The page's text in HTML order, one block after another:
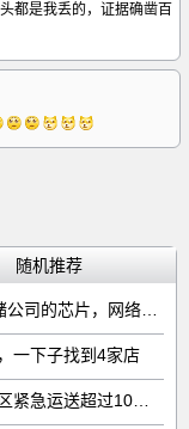
都是我丢的，证据确凿百
随机推荐
一下子找到4家店